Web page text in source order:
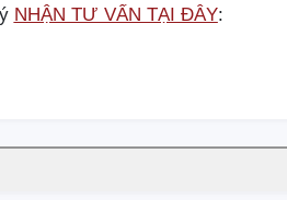
NHẬN TƯ VẤN TẠI ĐÂY: